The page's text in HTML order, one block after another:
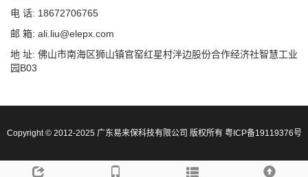
电 话: 18672706765
邮 箱: ali.liu@elepx.com
地 址: 佛山市南海区狮山镇官窑红星村泮边股份合作经济社智慧工业
园B03
Copyright © 2012-2025 广东易来保科技有限公司 版权所有 粤ICP备19119376号